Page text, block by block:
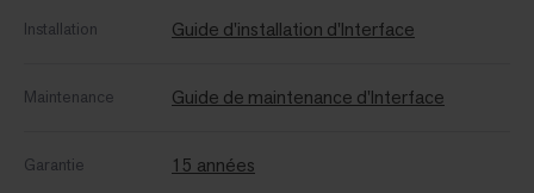
Installation Guide d'installation d'Interface
Maintenance Guide de maintenance d'Interface
Garantie 15 années